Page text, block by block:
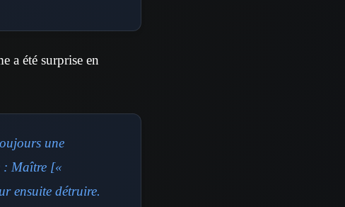
a été surprise en
une
: Maître [«
ensuite détruire.